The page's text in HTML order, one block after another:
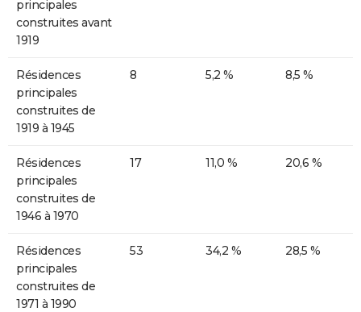
principales
construites avant
1919
Résidences
principales
construites de
1919 à 1945
8 5,2 % 8,5 %
Résidences
principales
construites de
1946 à 1970
17 11,0 % 20,6 %
Résidences
principales
construites de
1971 à 1990
53 34,2 % 28,5 %